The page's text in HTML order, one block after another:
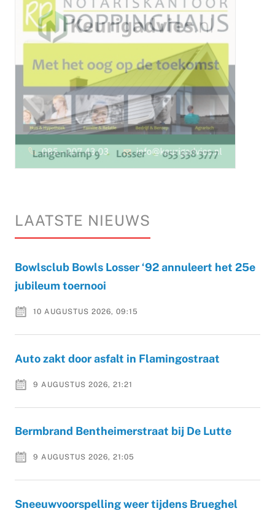
LAATSTE NIEUWS
Bowlsclub Bowls Losser ‘92 annuleert het 25e
jubileum toernooi
10 AUGUSTUS 2026, 09:15
Auto zakt door asfalt in Flamingostraat
9 AUGUSTUS 2026, 21:21
Bermbrand Bentheimerstraat bij De Lutte
9 AUGUSTUS 2026, 21:05
Sneeuwvoorspelling weer tijdens Brueghel